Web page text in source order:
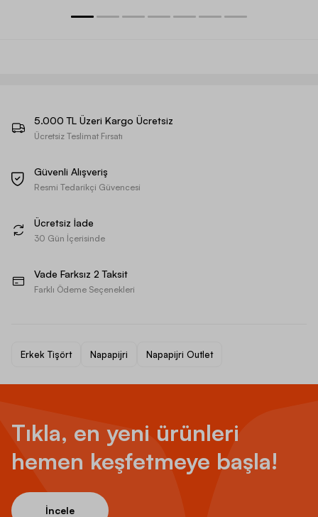
5.000 TL Üzeri Kargo Ücretsiz
Ücretsiz Teslimat Fırsatı
Güvenli Alışveriş
Resmi Tedarikçi Güvencesi
Ücretsiz İade
30 Gün İçerisinde
Vade Farksız 2 Taksit
Farklı Ödeme Seçenekleri
Erkek Tişört Napapijri Napapijri Outlet
Tıkla, en yeni ürünleri
hemen keşfetmeye başla!
İncele